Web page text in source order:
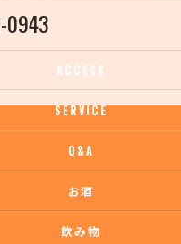
0943
ACCESS
SERVICE
Q&A
お酒
飲み物